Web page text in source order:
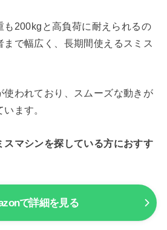
も200kgと高負荷に耐えられるの
で幅広く、長期間使えるスミス
使われており、スムーズな動きが
ます。
スマシンを探している方におすす
で詳細を見る